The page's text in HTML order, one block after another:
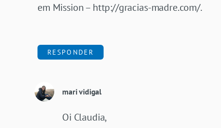
em Mission – http://gracias-madre.com/.
RESPONDER
mari vidigal
Oi Claudia,